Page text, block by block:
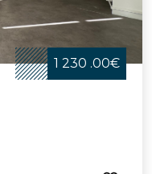
1 230 .00€